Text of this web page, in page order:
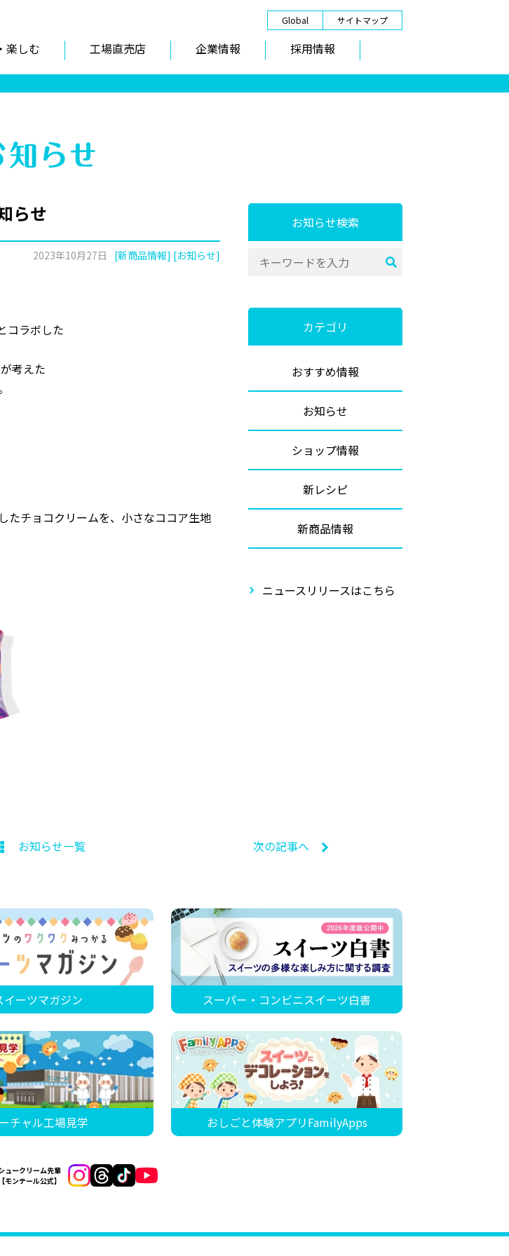
Global サイトマップ
楽しむ 工場直売店 企業情報 採用情報
らせ
2023年10月27日 [新商品情報] [お知らせ]
コラボした
考えた
たチョコクリームを、小さなココア生地
お知らせ一覧 次の記事へ
お知らせ検索
カテゴリ
おすすめ情報
お知らせ
ショップ情報
新レシピ
新商品情報
ニュースリリースはこちら
イーツマガジン スーパー・コンビニスイーツ白書
チャル工場見学 おしごと体験アプリFamilyApps
ュークリーム先輩
【モンテール公式】